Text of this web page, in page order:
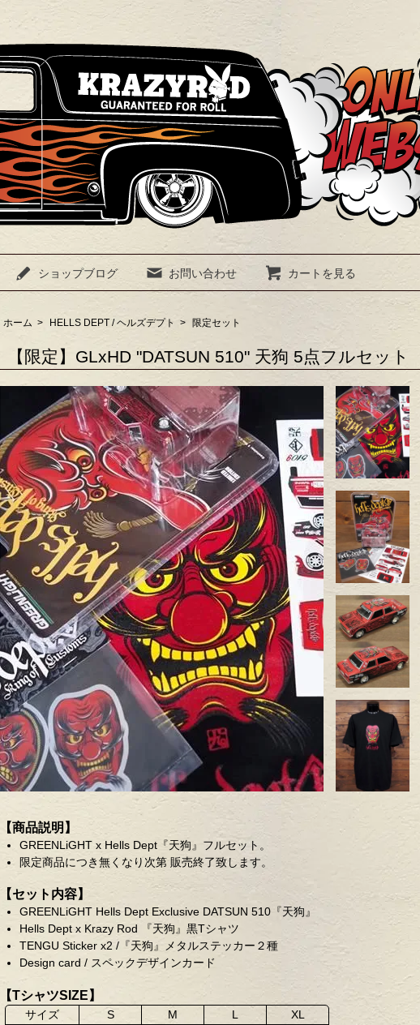
ショップブログ お問い合わせ カートを見る
ホーム > HELLS DEPT / ヘルズデプト > 限定セット
【限定】GLxHD "DATSUN 510" 天狗 5点フルセット
【商品説明】
GREENLiGHT x Hells Dept『天狗』フルセット。
限定商品につき無くなり次第 販売終了致します。
【セット内容】
GREENLiGHT Hells Dept Exclusive DATSUN 510『天狗』
Hells Dept x Krazy Rod 『天狗』黒Tシャツ
TENGU Sticker x2 /『天狗』メタルステッカー２種
Design card / スペックデザインカード
【TシャツSIZE】
サイズ S M L
XL